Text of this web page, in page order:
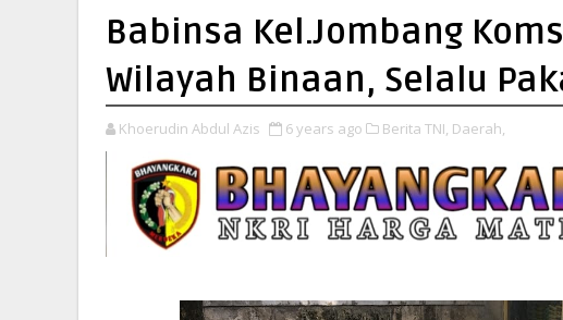
Babinsa Kel.Jombang
Wilayah Binaan, Selalu
Khoerudin Abdul Azis 6 years ago Berita TNI, Daerah,